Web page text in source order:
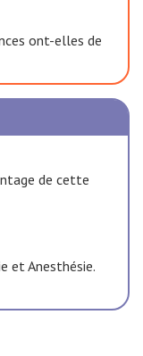
ont-elles de
de cette
et Anesthésie.